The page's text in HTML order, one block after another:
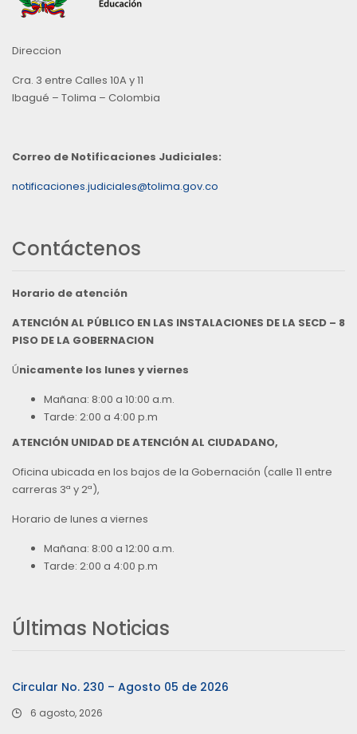
Direccion
Cra. 3 entre Calles 10A y 11
Ibagué – Tolima – Colombia
Correo de Notificaciones Judiciales:
notificaciones.judiciales@tolima.gov.co
Contáctenos
Horario de atención
ATENCIÓN AL PÚBLICO EN LAS INSTALACIONES DE LA SECD – 8
PISO DE LA GOBERNACION
Únicamente los lunes y viernes
Mañana: 8:00 a 10:00 a.m.
Tarde: 2:00 a 4:00 p.m
ATENCIÓN UNIDAD DE ATENCIÓN AL CIUDADANO,
Oficina ubicada en los bajos de la Gobernación (calle 11 entre
carreras 3ª y 2ª),
Horario de lunes a viernes
Mañana: 8:00 a 12:00 a.m.
Tarde: 2:00 a 4:00 p.m
Últimas Noticias
Circular No. 230 – Agosto 05 de 2026
6 agosto, 2026